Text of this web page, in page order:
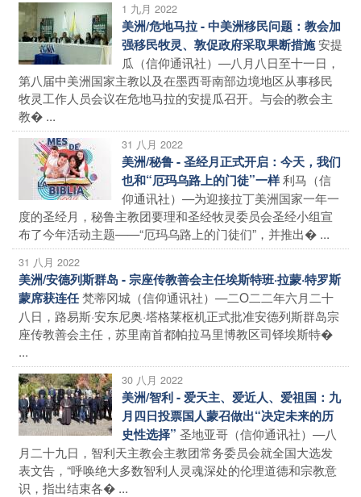
1 九月 2022
美洲/危地马拉 - 中美洲移民问题：教会加
强移民牧灵、敦促政府采取果断措施安提
瓜（信仰通讯社）—八月八日至十一日，
第八届中美洲国家主教以及在墨西哥南部边境地区从事移民
牧灵工作人员会议在危地马拉的安提瓜召开。与会的教会主
教� ...
31 八月 2022
美洲/秘鲁 - 圣经月正式开启：今天，我们
也和“厄玛乌路上的门徒”一样利马（信
仰通讯社）—为迎接拉丁美洲国家一年一
度的圣经月，秘鲁主教团要理和圣经牧灵委员会圣经小组宣
布了今年活动主题——“厄玛乌路上的门徒们”，并推出� ...
31 八月 2022
美洲/安德列斯群岛 - 宗座传教善会主任埃斯特班·拉蒙·特罗斯
蒙席获连任梵蒂冈城（信仰通讯社）—二O二二年六月二十
八日，路易斯·安东尼奥·塔格莱枢机正式批准安德列斯群岛宗
座传教善会主任，苏里南首都帕拉马里博教区司铎埃斯特�
...
30 八月 2022
美洲/智利 - 爱天主、爱近人、爱祖国：九
月四日投票国人蒙召做出“决定未来的历
史性选择” 圣地亚哥（信仰通讯社）—八
月二十九日，智利天主教会主教团常务委员会就全国大选发
表文告，“呼唤绝大多数智利人灵魂深处的伦理道德和宗教意
识，指出结束各� ...